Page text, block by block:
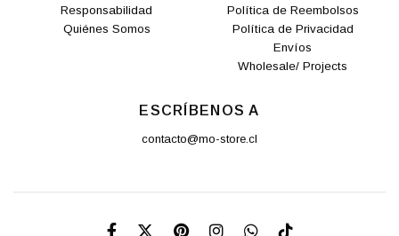
Responsabilidad
Quiénes Somos
Política de Reembolsos
Política de Privacidad
Envíos
Wholesale/ Projects
ESCRÍBENOS A
contacto@mo-store.cl